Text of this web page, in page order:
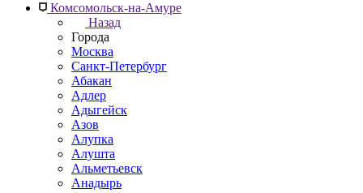
Комсомольск-на-Амуре
Назад
Города
Москва
Санкт-Петербург
Абакан
Адлер
Адыгейск
Азов
Алупка
Алушта
Альметьевск
Анадырь